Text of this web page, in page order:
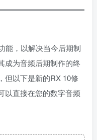
能，以解决当今后期制
成为音频后期制作的终
但以下是新的RX 10修
以直接在您的数字音频